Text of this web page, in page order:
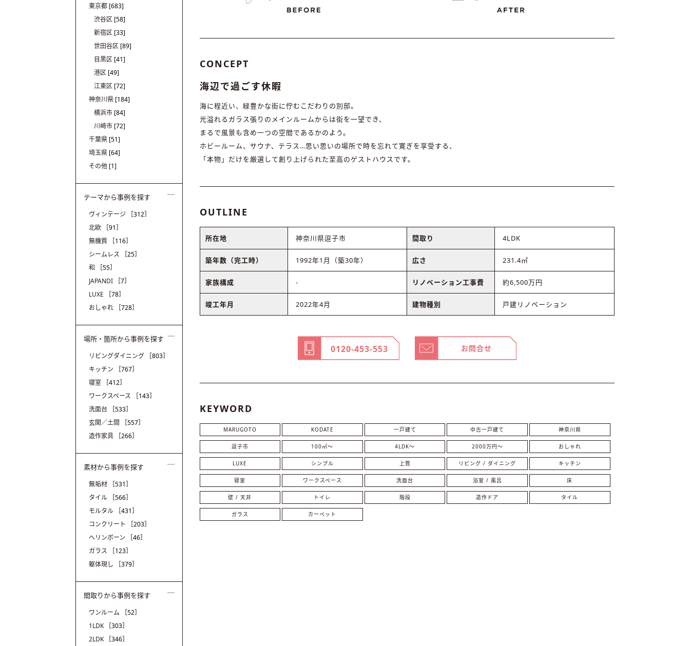
CONCEPT
海辺で過ごす休暇
海に程近い、緑豊かな街に佇むこだわりの別邸。
光溢れるガラス張りのメインルームからは街を一望でき、
まるで風景も含め一つの空間であるかのよう。
ホビールーム、サウナ、テラス…思い思いの場所で時を忘れて寛ぎを享受する、
「本物」だけを厳選して創り上げられた至高のゲストハウスです。
OUTLINE
所在地 神奈川県逗子市 間取り 4LDK
築年数（完工時） 1992年1月（築30年） 広さ 231.4㎡
家族構成 - リノベーション工事費 約6,500万円
竣工年月 2022年4月 建物種別 戸建リノベーション
0120-453-553 お問合せ
KEYWORD
MARUGOTO KODATE 一戸建て 中古一戸建て 神奈川県
逗子市 100㎡〜 4LDK〜 2000万円〜 おしゃれ
LUXE シンプル 上質 リビング / ダイニング キッチン
寝室 ワークスペース 洗面台 浴室 / 風呂 床
壁 / 天井 トイレ 階段 造作ドア タイル
ガラス カーペット
東京都 [683]
渋谷区 [58]
新宿区 [33]
世田谷区 [89]
目黒区 [41]
港区 [49]
江東区 [72]
神奈川県 [184]
横浜市 [84]
川崎市 [72]
千葉県 [51]
埼玉県 [64]
その他 [1]
テーマから事例を探す
ヴィンテージ
［312］
北欧
［91］
無機質
［116］
シームレス
［25］
和
［55］
JAPANDI
［7］
LUXE
［78］
おしゃれ
［728］
場所・箇所から事例を探す
リビングダイニング
［803］
キッチン
［767］
寝室
［412］
ワークスペース
［143］
洗面台
［533］
玄関／土間
［557］
造作家具
［266］
素材から事例を探す
無垢材
［531］
タイル
［566］
モルタル
［431］
コンクリート
［203］
ヘリンボーン
［46］
ガラス
［123］
躯体現し
［379］
間取りから事例を探す
ワンルーム
［52］
1LDK
［303］
2LDK
［346］